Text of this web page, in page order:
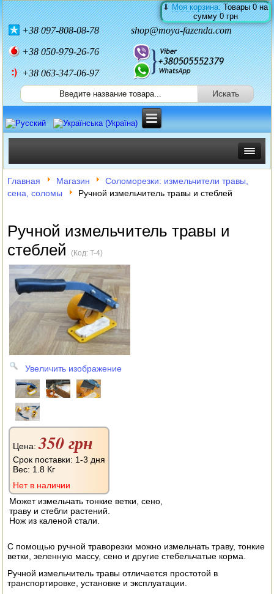
⇓Моя корзина:Товары0на
сумму0 грн
+38097-808-08-78 shop@moya-fazenda.com
+38050-979-26-76
+38 063-347-06-97
ИНКУБАТОРЫ
ЗЕРНОДРОБИЛКИ
КОРМОРЕЗКИ
СОЛОМОРЕЗКИ
АВТОКЛАВЫ
ДЛЯ ОГОРОДА
НАВЕСНОЕ ДЛЯ МОТОБЛОКОВ
СЕПАРАТОРЫ И МАСЛОБОЙКИ
СЫРОВАРНИ
ШИНКОВКИ
ДЛЯ ДОМА И САДА
ОБОГРЕВАТЕЛИ
ДРОВОКОЛЫ
ГАЗОВЫЕ БАЛЛОНЫ
ЭЛЕКТРО И БЕНЗО ИНСТРУМЕНТ
ОПРЫСКИВАТЕЛИ
Главная Магазин
Соломорезки: измельчители травы,
сена, соломы
Ручной измельчитель травы и стеблей
Ручной измельчитель травы и
стеблей(Код:T-4)
Увеличить изображение
Цена:350 грн
Срок поставки: 1-3 дня
Вес: 1.8 Кг
Нет в наличии
Может измельчать тонкие ветки, сено,
траву и стебли растений.
Нож из каленой стали.
С помощью ручной траворезки можно измельчать траву, тонкие
ветки, зеленную массу, сено и другие стебельчатые корма.
Ручной измельчитель травы отличается простотой в
транспортировке, установке и эксплуатации.